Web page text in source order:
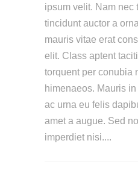
ipsum velit. Nam nec
tincidunt auctor a
mauris vitae erat
elit. Class aptent
torquent per conubia
himenaeos. Mauris
ac urna eu felis
amet a augue. Sed
imperdiet nisi.